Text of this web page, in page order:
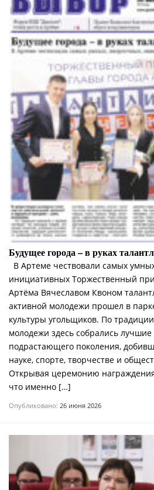
Будущее города – в руках
В Артеме чествовали самых
инициативных Торжественный
Артёма Вячеславом Квоном
активной молодежи прошел в
культуры угольщиков. По
молодежи здесь собрались лучшие
подрастающего поколения,
науке, спорте, творчестве и
Открывая церемонию
что именно […]
Опубликовано: 26 июня 2026